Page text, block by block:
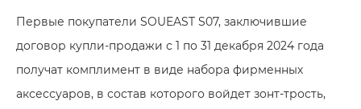
Первые покупатели SOUEAST S07, заключившие
договор купли-продажи с 1 по 31 декабря 2024 года
получат комплимент в виде набора фирменных
аксессуаров, в состав которого войдет зонт-трость,